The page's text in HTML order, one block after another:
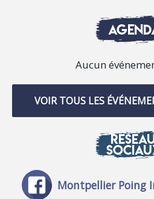
Aucun
VOIR TOUS LES
Montpellier Poing